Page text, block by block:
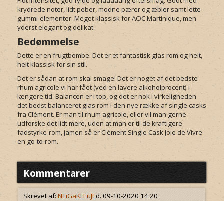
krydrede noter, lidt peber, modne pærer og æbler samt lette
gummi-elementer. Meget klassisk for AOC Martinique, men
yderst elegant og delikat.
Bedømmelse
Dette er en frugtbombe. Det er et fantastisk glas rom og helt,
helt klassisk for sin stil.
Det er sådan at rom skal smage! Det er noget af det bedste
rhum agricole vi har fået (ved en lavere alkoholprocent) i
længere tid. Balancen er i top, og det er nok i virkeligheden
det bedst balanceret glas rom i den nye række af single casks
fra Clément. Er man til rhum agricole, eller vil man gerne
udforske det lidt mere, uden at man er til de kraftigere
fadstyrke-rom, jamen så er Clément Single Cask Joie de Vivre
en go-to-rom.
Kommentarer
Skrevet af: NTiGaKLEuJtd. 09-10-2020 14:20